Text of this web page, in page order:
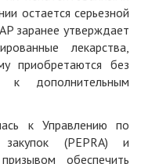
остается серьезной
заранее утверждает
лекарства,
приобретаются без
к дополнительным
к Управлению по
закупок (PEPRA) и
обеспечить